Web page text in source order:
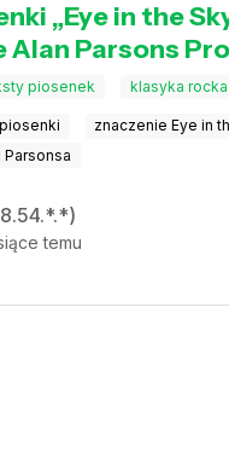
„Eye in the
Alan Parsons
piosenek klasyka rocka
znaczenie Eye in
temu